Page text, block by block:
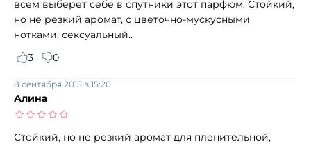
всем выберет себе в спутники этот парфюм. Стойкий,
но не резкий аромат, с цветочно-мускусными
нотками, сексуальный..
3
0
Алина
8 сентября 2015 в 15:20
Стойкий, но не резкий аромат для пленительной,